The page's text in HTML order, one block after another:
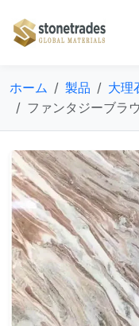
ホーム 製品 大理
ファンタジーブラ